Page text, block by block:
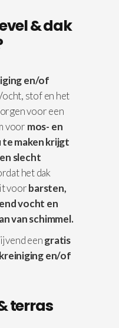
& dak
en/of
stof en het
voor een
voor mos- en
maken krijgt
slecht
het dak
voorbarsten,
vocht en
van schimmel.
eengratis
en/of
terras